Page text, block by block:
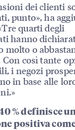
dei clienti
punto», ha
quarti degli
hanno
molto o
così tante
i negozi
in base alle
% definisce
positiva